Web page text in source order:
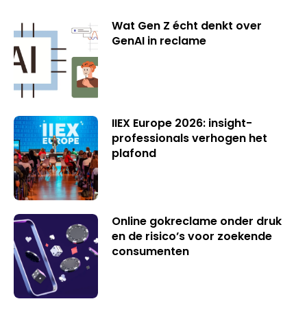
Wat Gen Z écht denkt over
GenAI in reclame
IIEX Europe 2026: insight-
professionals verhogen het
plafond
Online gokreclame onder druk
en de risico’s voor zoekende
consumenten